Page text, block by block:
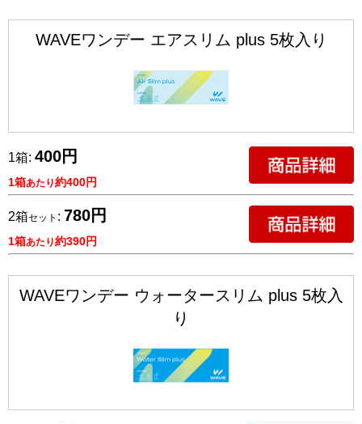
WAVEワンデー エアスリム plus 5枚入り
1箱: 400円
1箱あたり約400円
2箱セット : 780円
1箱あたり約390円
WAVEワンデー ウォータースリム plus 5枚入
り